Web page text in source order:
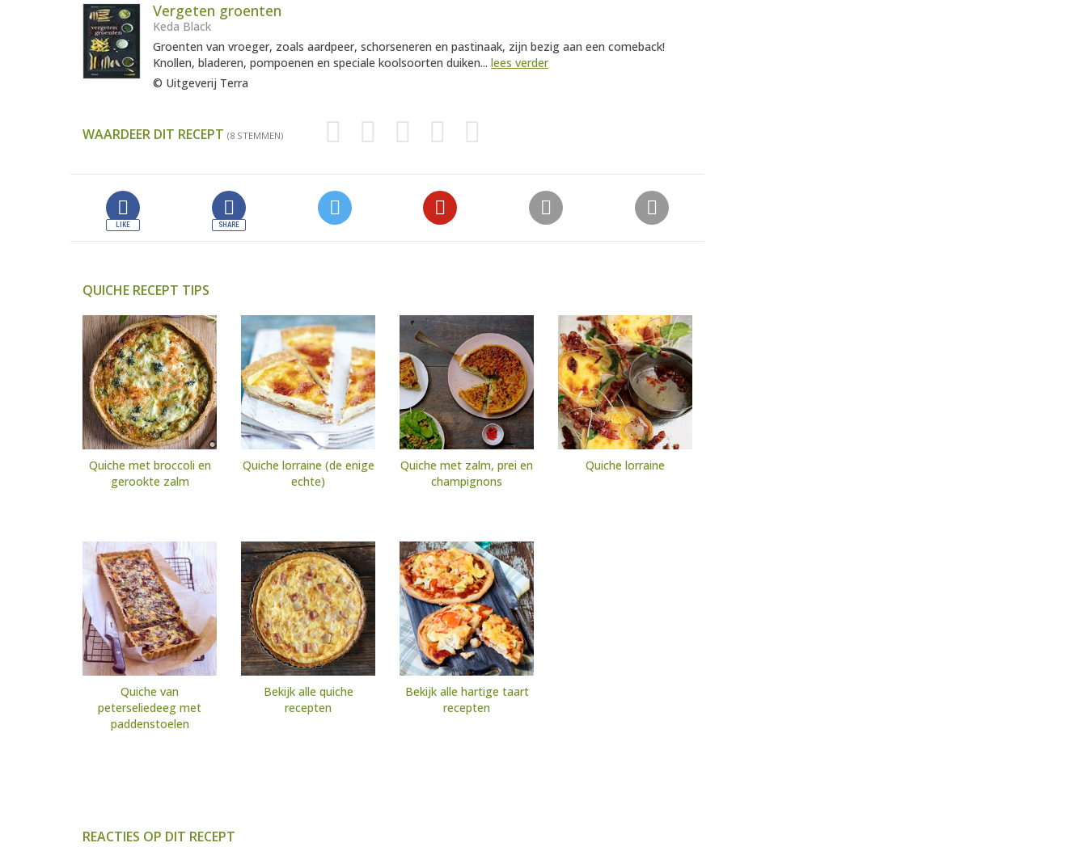
Vergeten groenten
Keda Black
Groenten van vroeger, zoals aardpeer, schorseneren en pastinaak, zijn bezig aan een comeback!
Knollen, bladeren, pompoenen en speciale koolsoorten duiken... lees verder
© Uitgeverij Terra
WAARDEER DIT RECEPT (8 STEMMEN)
QUICHE RECEPT TIPS
Quiche met broccoli en
gerookte zalm
Quiche lorraine (de enige
echte)
Quiche met zalm, prei en
champignons
Quiche lorraine
Quiche van
peterseliedeeg met
paddenstoelen
Bekijk alle quiche
recepten
Bekijk alle hartige taart
recepten
REACTIES OP DIT RECEPT